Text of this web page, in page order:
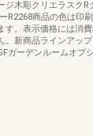
ジ木彫クリエラスクR
R2268商品の色は印
す。表示価格には消
。新商品ラインアッ
ガーデンルームオプ